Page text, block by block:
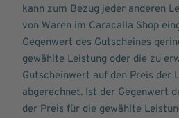
kann zum Bezug jeder anderen
von Waren im Caracalla Shop
Gegenwert des Gutscheines
gewählte Leistung oder die zu
Gutscheinwert auf den Preis der
abgerechnet. Ist der Gegenwert
der Preis für die gewählte